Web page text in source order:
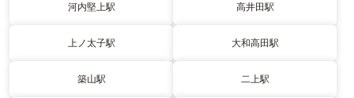
河内堅上駅 高井田駅
上ノ太子駅 大和高田駅
築山駅 二上駅